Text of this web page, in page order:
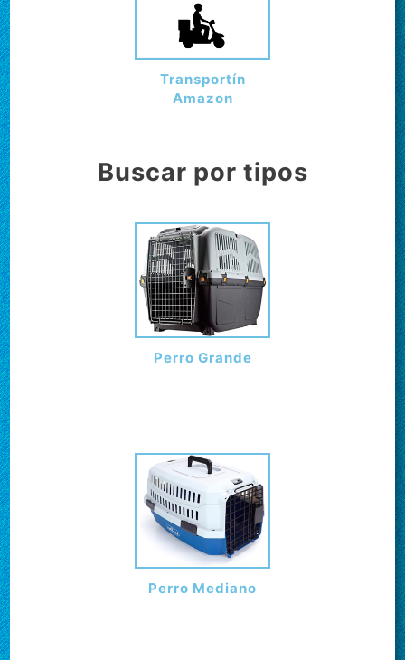
Transportín
Amazon
Buscar por tipos
Perro Grande
Perro Mediano